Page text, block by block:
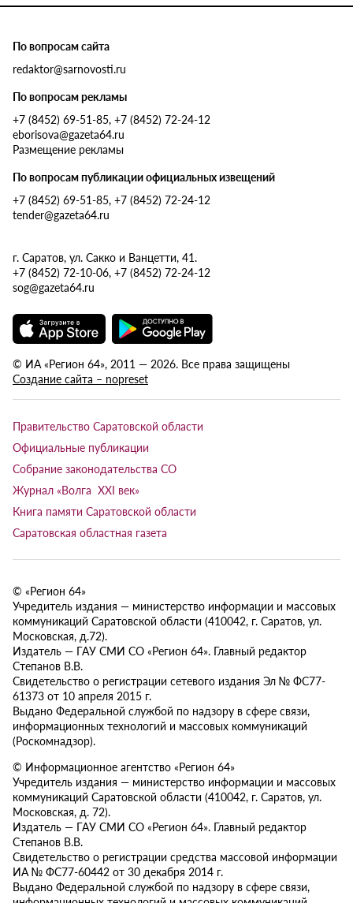
По вопросам сайта
redaktor@sarnovosti.ru
По вопросам рекламы
+7 (8452) 69-51-85, +7 (8452) 72-24-12
eborisova@gazeta64.ru
Размещение рекламы
По вопросам публикации официальных извещений
+7 (8452) 69-51-85, +7 (8452) 72-24-12
tender@gazeta64.ru
г. Саратов, ул. Сакко и Ванцетти, 41.
+7 (8452) 72-10-06, +7 (8452) 72-24-12
sog@gazeta64.ru
© ИА «Регион 64», 2011 — 2026. Все права защищены
Создание сайта – nopreset
Правительство Саратовской области
Официальные публикации
Собрание законодательства СО
Журнал «Волга XXI век»
Книга памяти Саратовской области
Саратовская областная газета
© «Регион 64»
Учредитель издания — министерство информации и массовых
коммуникаций Саратовской области (410042, г. Саратов, ул.
Московская, д.72).
Издатель — ГАУ СМИ СО «Регион 64». Главный редактор
Степанов В.В.
Свидетельство о регистрации сетевого издания Эл № ФС77-
61373 от 10 апреля 2015 г.
Выдано Федеральной службой по надзору в сфере связи,
информационных технологий и массовых коммуникаций
(Роскомнадзор).
© Информационное агентство «Регион 64»
Учредитель издания — министерство информации и массовых
коммуникаций Саратовской области (410042, г. Саратов, ул.
Московская, д. 72).
Издатель — ГАУ СМИ СО «Регион 64». Главный редактор
Степанов В.В.
Свидетельство о регистрации средства массовой информации
ИА № ФС77-60442 от 30 декабря 2014 г.
Выдано Федеральной службой по надзору в сфере связи,